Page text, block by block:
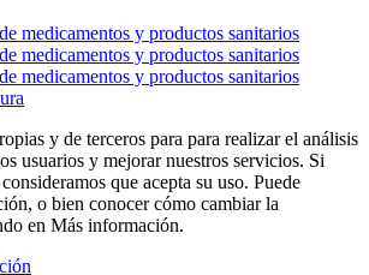
y de terceros para para realizar el análisis
usuarios y mejorar nuestros servicios. Si
que acepta su uso. Puede
o bien conocer cómo cambiar la
en Más información.